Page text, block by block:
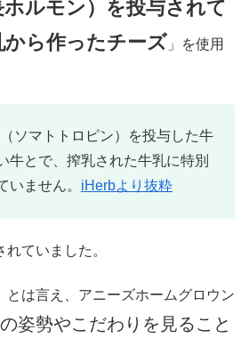
ルモン）を投与されて
ら作ったチーズ 」を使用
ソマトトロピン）を投与した牛
牛とで、搾乳された牛乳に特別
いません。 iHerbより抜粋
れていました。
とは言え、アニーズホームグロウン
姿勢やこだわりを見ること